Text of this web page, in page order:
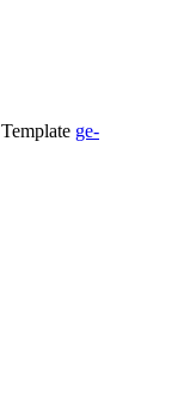
Template ge-